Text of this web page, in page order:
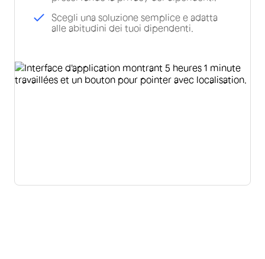
Scegli una soluzione semplice e adatta
alle abitudini dei tuoi dipendenti.